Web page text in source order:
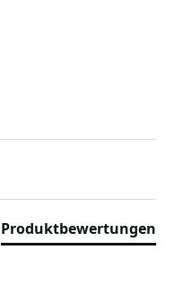
Produktbewertungen